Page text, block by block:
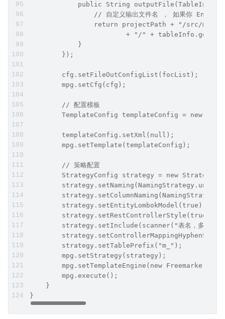
public String outputFile(TableInfo
// 自定义输出文件名 ， 如果你 Entity
return projectPath + "/src/
+ "/" +
            }
        });
        cfg.setFileOutConfigList(focList);
        mpg.setCfg(cfg);
        // 配置模板
TemplateConfig templateConfig = new
        templateConfig.setXml(null);
        mpg.setTemplate(templateConfig);
        // 策略配置
StrategyConfig strategy = new
        strategy.setEntityLombokModel(true);
        strategy.setRestControllerStyle(true);
strategy.setInclude(scanner("表名，多个英
        strategy.setTablePrefix("m_");
        mpg.setStrategy(strategy);
mpg.setTemplateEngine(new
        mpg.execute();
    }
}